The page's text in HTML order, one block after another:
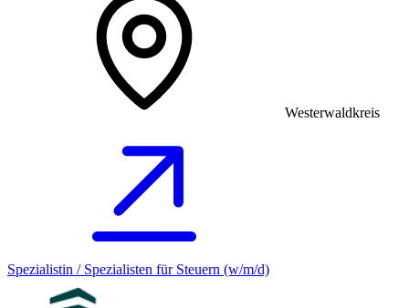
Westerwaldkreis
Spezialistin / Spezialisten für Steuern (w/m/d)